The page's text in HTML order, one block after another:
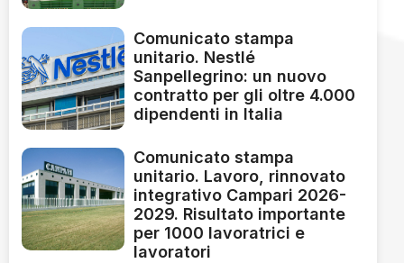
Comunicato stampa
unitario. Nestlé
Sanpellegrino: un nuovo
contratto per gli oltre 4.000
dipendenti in Italia
Comunicato stampa
unitario. Lavoro, rinnovato
integrativo Campari 2026-
2029. Risultato importante
per 1000 lavoratrici e
lavoratori